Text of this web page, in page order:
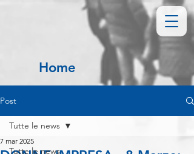
Home
Post
Tutte le news
Tutte le news
7 mar 2025